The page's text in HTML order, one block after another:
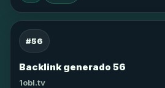
#56
Backlink generado 56
1obl.tv